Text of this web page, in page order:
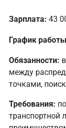
Зарплата: 43
График
Обязанности:
между
точками,
Требования:
транспортной